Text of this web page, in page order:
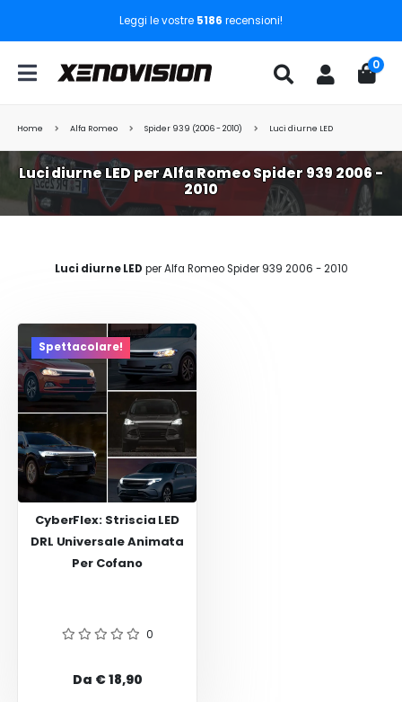
Leggi le vostre 5186 recensioni!
0
Home Alfa Romeo Spider 939 (2006 - 2010) Luci diurne LED
Luci diurne LED per Alfa Romeo Spider 939 2006 -
2010
Luci diurne LED per Alfa Romeo Spider 939 2006 - 2010
Spettacolare!
CyberFlex: Striscia LED
DRL Universale Animata
Per Cofano
0
Da € 18,90